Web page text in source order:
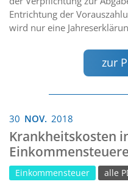
Entrichtung der
wird nur eine
zur
30 NOV. 2018
Krankheitskosten
Einkommensteuer alle